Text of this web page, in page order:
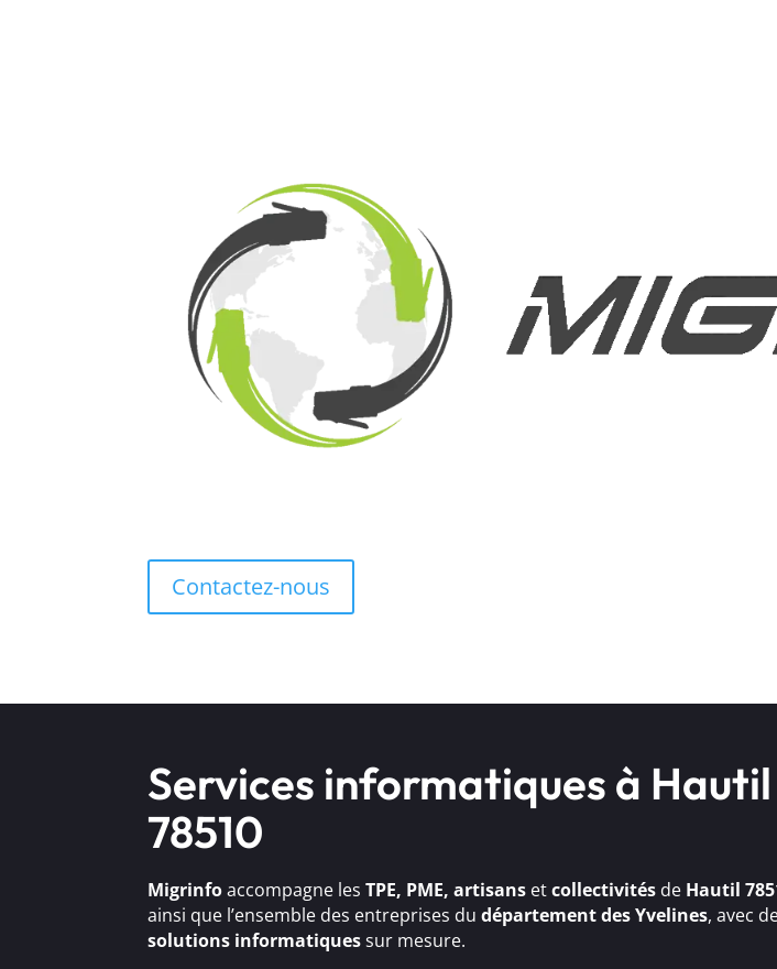
Contactez-nous
Services informatiques à Hautil
78510
Migrinfoaccompagne lesTPE, PME, artisans etcollectivités de Hautil
ainsi que l’ensemble des entreprises dudépartement des Yvelines, avec
solutions informatiquessur mesure.